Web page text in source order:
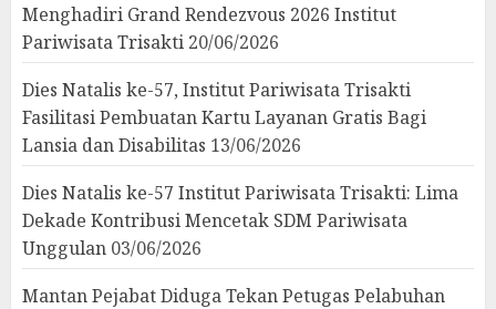
Menghadiri Grand Rendezvous 2026 Institut
Pariwisata Trisakti 20/06/2026
Dies Natalis ke-57, Institut Pariwisata Trisakti
Fasilitasi Pembuatan Kartu Layanan Gratis Bagi
Lansia dan Disabilitas 13/06/2026
Dies Natalis ke-57 Institut Pariwisata Trisakti: Lima
Dekade Kontribusi Mencetak SDM Pariwisata
Unggulan 03/06/2026
Mantan Pejabat Diduga Tekan Petugas Pelabuhan